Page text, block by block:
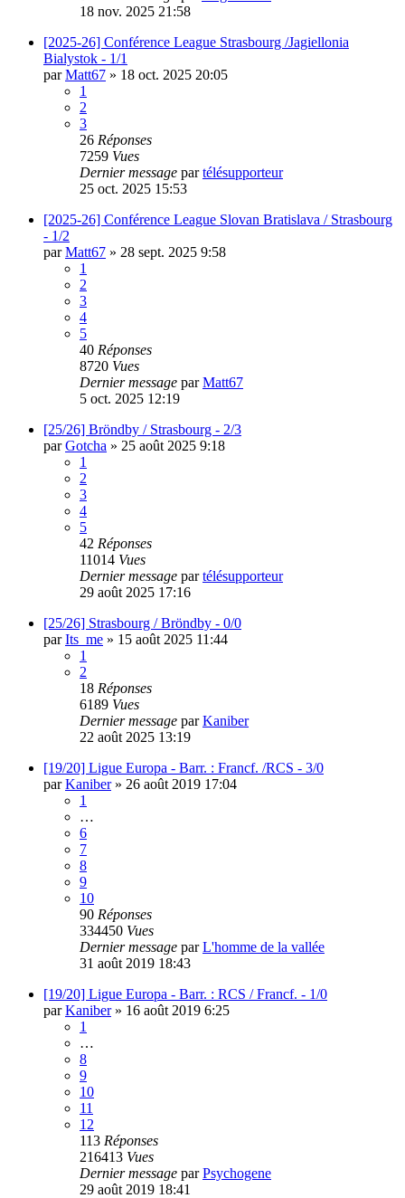
18 nov. 2025 21:58
[2025-26] Conférence League Strasbourg /Jagiellonia
Bialystok - 1/1
parMatt67 » 18 oct. 2025 20:05
1
2
3
26 Réponses
7259 Vues
Dernier message partélésupporteur
25 oct. 2025 15:53
[2025-26] Conférence League Slovan Bratislava / Strasbourg
- 1/2
parMatt67 » 28 sept. 2025 9:58
1
2
3
4
5
40 Réponses
8720 Vues
Dernier message parMatt67
5 oct. 2025 12:19
[25/26] Bröndby / Strasbourg - 2/3
parGotcha » 25 août 2025 9:18
1
2
3
4
5
42 Réponses
11014 Vues
Dernier message partélésupporteur
29 août 2025 17:16
[25/26] Strasbourg / Bröndby - 0/0
parIts_me » 15 août 2025 11:44
1
2
18 Réponses
6189 Vues
Dernier message parKaniber
22 août 2025 13:19
[19/20] Ligue Europa - Barr. : Francf. /RCS - 3/0
parKaniber» 26 août 2019 17:04
1
…
6
7
8
9
10
90 Réponses
334450 Vues
Dernier message parL'homme de la vallée
31 août 2019 18:43
[19/20] Ligue Europa - Barr. : RCS / Francf. - 1/0
parKaniber» 16 août 2019 6:25
1
…
8
9
10
11
12
113 Réponses
216413 Vues
Dernier message parPsychogene
29 août 2019 18:41